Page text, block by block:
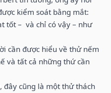
kiểm soát bằng mắt:
tốt – và chỉ có vậy – như
cần được hiểu về thử nếm
và tất cả những thứ cần
đây cũng là một thử thách